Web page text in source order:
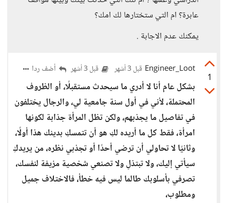
عابرة؟ ام التي ستختارها لك امك؟
يمكنك عدم الاجابة .
1
Engineer_Loot قبل 3 أشهر قبل 3 أشهر أضف ردا
بشكل عام أنا لا أدري ما سيحدث مستقبلًا، أو الظروف
المحتملة، لأني في أول سنة جامعية لي، والرجال يختلفون
في تفاصيل ما يجذبهم، ولكن تظل المرأة جذابة لكونها
امرأة، فقط كل ما أريده لكِ هو أن تتمسكِ بدينك هذا أولًا،
وثانيًا لا تحاولي أن ترضي أحدًا أو تجذبي نظره، من يريدكِ
سيأتي إليك، ولا تبتذلِ ولا تصنعي شخصية مزيفة لنفسك،
تصرفي بأسلوبك طالما ليس فيه خطأ، فالاختلاف جميل
ومطلوب،